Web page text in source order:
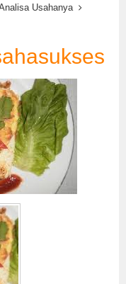
Usahanya